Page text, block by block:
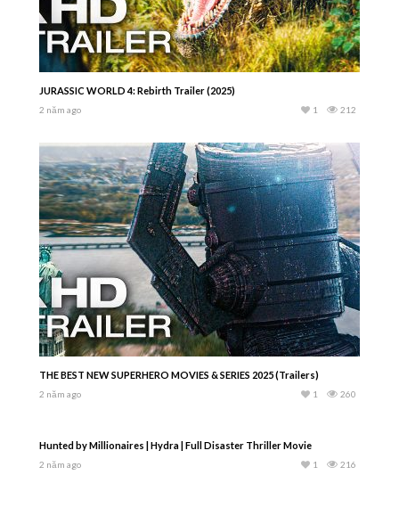
JURASSIC WORLD 4: Rebirth Trailer (2025)
2 năm ago 212
1
THE BEST NEW SUPERHERO MOVIES & SERIES 2025 (Trailers)
2 năm ago 260
1
Hunted by Millionaires | Hydra | Full Disaster Thriller Movie
2 năm ago 216
1